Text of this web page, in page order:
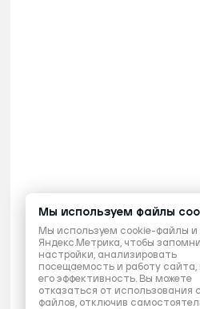
Мы используем файлы
Мы используем cookie-файлы и
Яндекс.Метрика, чтобы
настройки, анализировать
посещаемость и работу
его эффективность. Вы можете
отказаться от использования
файлов, отключив